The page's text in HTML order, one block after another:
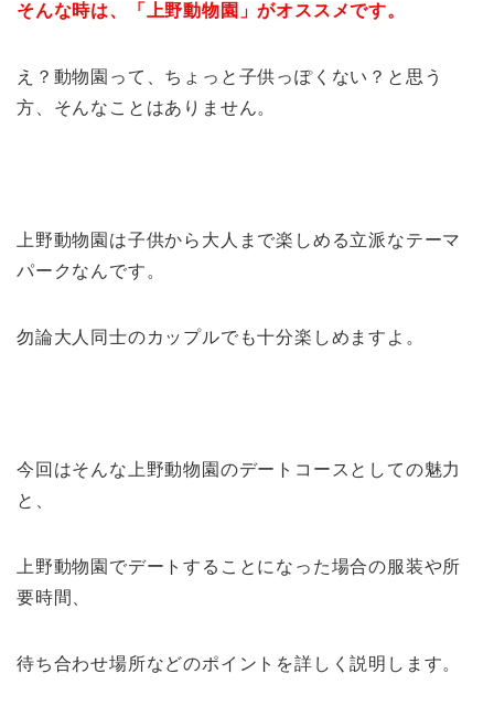
そんな時は、「上野動物園」がオススメです。
え？動物園って、ちょっと子供っぽくない？と思う
方、そんなことはありません。
上野動物園は子供から大人まで楽しめる立派なテーマ
パークなんです。
勿論大人同士のカップルでも十分楽しめますよ。
今回はそんな上野動物園のデートコースとしての魅力
と、
上野動物園でデートすることになった場合の服装や所
要時間、
待ち合わせ場所などのポイントを詳しく説明します。